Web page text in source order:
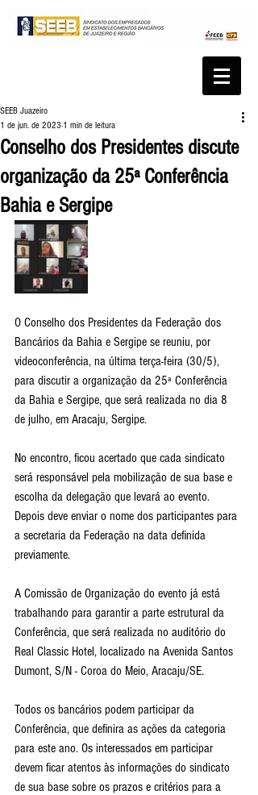
Conselho dos Presidentes discute
organização da 25ª Conferência
Bahia e Sergipe
SEEB Juazeiro
1 de jun. de 2023 1 min de leitura
O Conselho dos Presidentes da Federação dos
Bancários da Bahia e Sergipe se reuniu, por
videoconferência, na última terça-feira (30/5),
para discutir a organização da 25ª Conferência
da Bahia e Sergipe, que será realizada no dia 8
de julho, em Aracaju, Sergipe.
No encontro, ficou acertado que cada sindicato
será responsável pela mobilização de sua base e
escolha da delegação que levará ao evento.
Depois deve enviar o nome dos participantes para
a secretaria da Federação na data definida
previamente.
A Comissão de Organização do evento já está
trabalhando para garantir a parte estrutural da
Conferência, que será realizada no auditório do
Real Classic Hotel, localizado na Avenida Santos
Dumont, S/N - Coroa do Meio, Aracaju/SE.
Todos os bancários podem participar da
Conferência, que definira as ações da categoria
para este ano. Os interessados em participar
devem ficar atentos às informações do sindicato
de sua base sobre os prazos e critérios para a